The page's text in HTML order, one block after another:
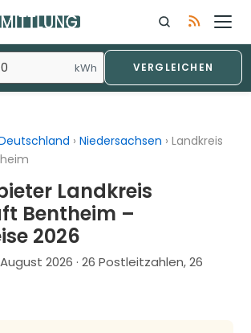
kWh VERGLEICHEN
›Niedersachsen ›Landkreis
Landkreis
Bentheim –
2026
2026 · 26 Postleitzahlen, 26